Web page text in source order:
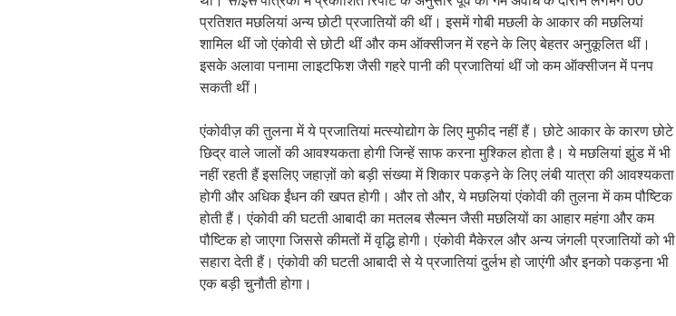
प्रतिशत मछलियां अन्य छोटी प्रजातियों की थीं। इसमें गोबी मछली के आकार की मछलियां
शामिल थीं जो एंकोवी से छोटी थीं और कम ऑक्सीजन में रहने के लिए बेहतर अनुकूलित थीं।
इसके अलावा पनामा लाइटफिश जैसी गहरे पानी की प्रजातियां थीं जो कम ऑक्सीजन में पनप
सकती थीं।
एंकोवीज़ की तुलना में ये प्रजातियां मत्स्योद्योग के लिए मुफीद नहीं हैं। छोटे आकार के कारण छोटे
छिद्र वाले जालों की आवश्यकता होगी जिन्हें साफ करना मुश्किल होता है। ये मछलियां झुंड में भी
नहीं रहती हैं इसलिए जहाज़ों को बड़ी संख्या में शिकार पकड़ने के लिए लंबी यात्रा की आवश्यकता
होगी और अधिक ईंधन की खपत होगी। और तो और, ये मछलियां एंकोवी की तुलना में कम पौष्टिक
होती हैं। एंकोवी की घटती आबादी का मतलब सैल्मन जैसी मछलियों का आहार महंगा और कम
पौष्टिक हो जाएगा जिससे कीमतों में वृद्धि होगी। एंकोवी मैकेरल और अन्य जंगली प्रजातियों को भी
सहारा देती हैं। एंकोवी की घटती आबादी से ये प्रजातियां दुर्लभ हो जाएंगी और इनको पकड़ना भी
एक बड़ी चुनौती होगा।